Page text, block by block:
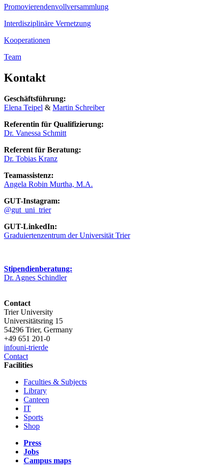
Promovierendenvollversammlung
Interdisziplinäre Vernetzung
Kooperationen
Team
Kontakt
Geschäftsführung:
Elena Teipel & Martin Schreiber
Referentin für Qualifizierung:
Dr. Vanessa Schmitt
Referent für Beratung:
Dr. Tobias Kranz
Teamassistenz:
Angela Robin Murtha, M.A.
GUT-Instagram:
@gut_uni_trier
GUT-LinkedIn:
Graduiertenzentrum der Universität Trier
Stipendienberatung:
Dr. Agnes Schindler
Contact
Trier University
Universitätsring 15
54296 Trier, Germany
+49 651 201-0
infouni-trierde
Contact
Facilities
Faculties & Subjects
Library
Canteen
IT
Sports
Shop
Press
Jobs
Campus maps